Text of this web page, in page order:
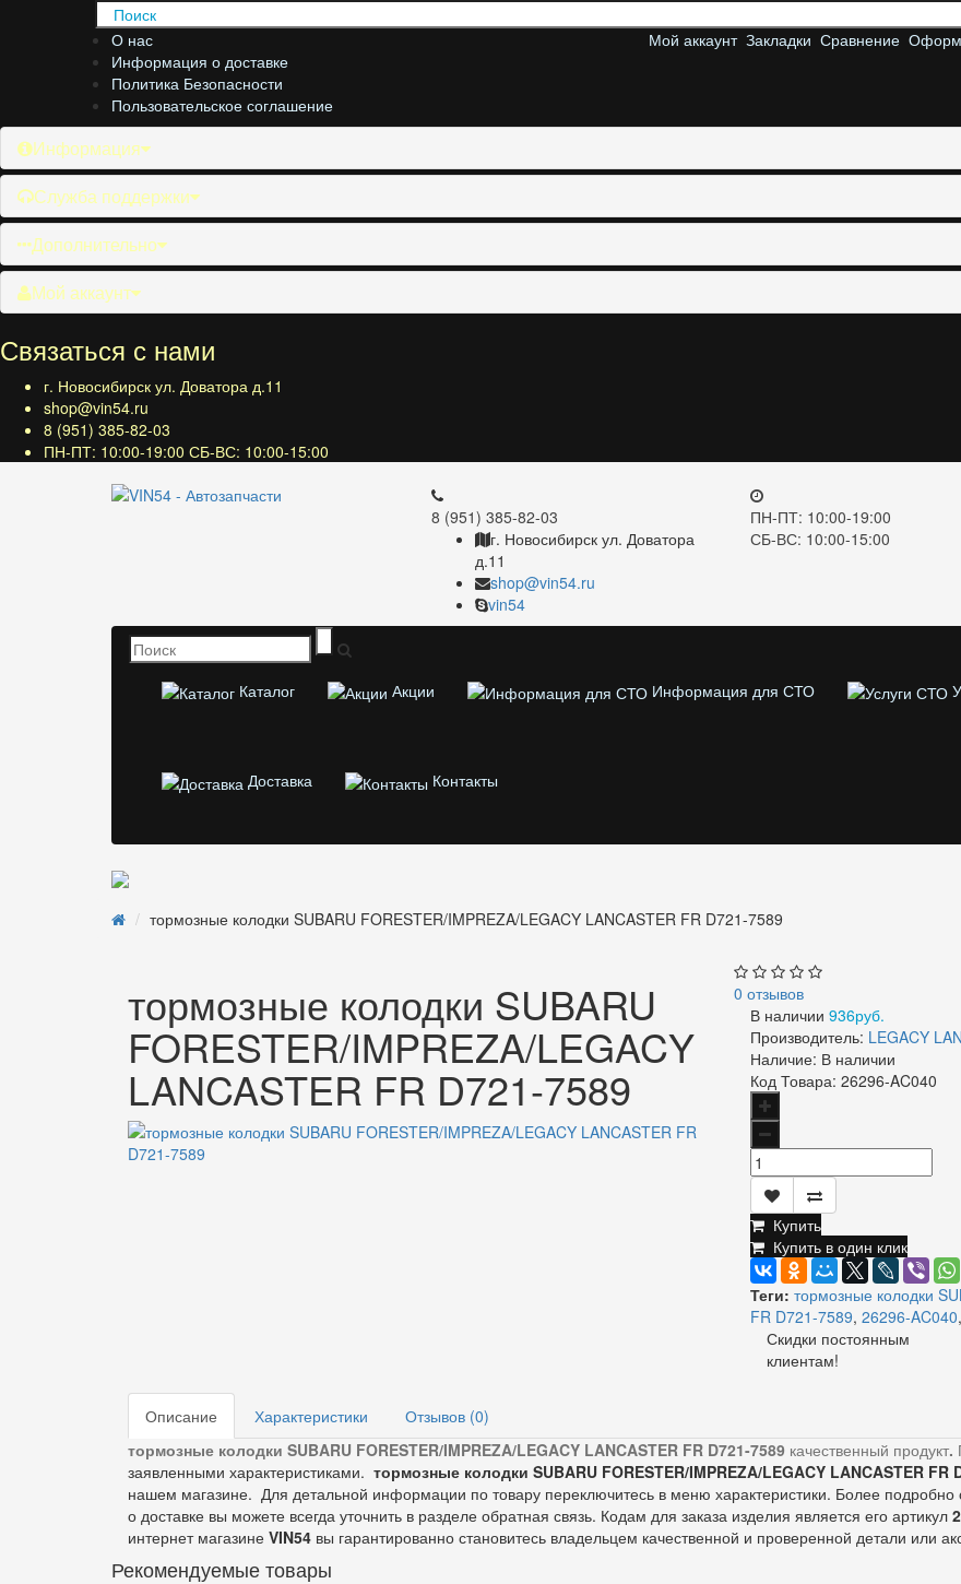
О нас
Информация о доставке
Политика Безопасности
Пользовательское соглашение
Мой аккаунт Закладки Сравнение
Информация
Служба поддержки
Дополнительно
Мой аккаунт
Связаться с нами
г. Новосибирск ул. Доватора д.11
shop@vin54.ru
8 (951) 385-82-03
ПН-ПТ: 10:00-19:00 СБ-ВС: 10:00-15:00
8 (951) 385-82-03
г. Новосибирск ул. Доватора
д.11
shop@vin54.ru
vin54
ПН-ПТ: 10:00-19:00
СБ-ВС: 10:00-15:00
Каталог Акции Информация для СТО
Доставка Контакты
тормозные колодки SUBARU FORESTER/IMPREZA/LEGACY LANCASTER FR D721-7589
тормозные колодки SUBARU
FORESTER/IMPREZA/LEGACY
LANCASTER FR D721-7589
0 отзывов
В наличии 936руб.
Производитель: LEGACY
Наличие: В наличии
Код Товара: 26296-AC040
Купить
Купить в один клик
Теги: тормозные колодки
FR D721-7589, 26296-AC040,
Скидки постоянным
клиентам!
Описание
Характеристики
Отзывов (0)
тормозные колодки SUBARU FORESTER/IMPREZA/LEGACY LANCASTER FR D721-7589 качественный продукт.
заявленными характеристиками. тормозные колодки SUBARU FORESTER/IMPREZA/LEGACY LANCASTER FR
нашем магазине. Для детальной информации по товару переключитесь в меню характеристики. Более
о доставке вы можете всегда уточнить в разделе обратная связь. Кодам для заказа изделия является его артикул
интернет магазине VIN54 вы гарантированно становитесь владельцем качественной и проверенной детали или
Рекомендуемые товары